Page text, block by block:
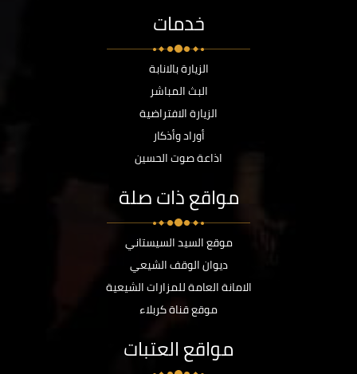
خدمات
الزيارة بالانابة
البث المباشر
الزيارة الافتراضية
أوراد وأذكار
اذاعة صوت الحسين
مواقع ذات صلة
موقع السيد السيستاني
ديوان الوقف الشيعي
الامانة العامة للمزارات الشيعية
موقع قناة كربلاء
مواقع العتبات